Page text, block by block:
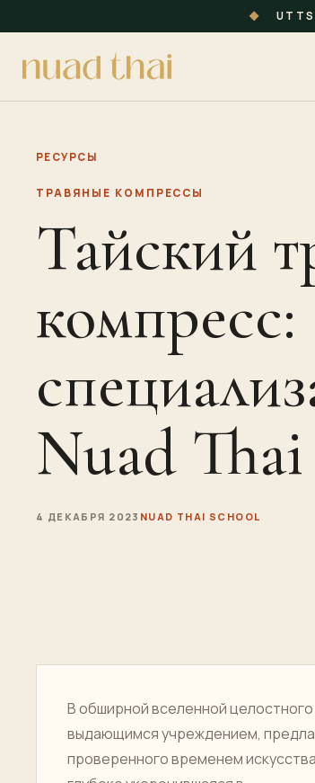
◆ UTTS
РЕСУРСЫ
ТРАВЯНЫЕ КОМПРЕССЫ
Тайский
компресс:
Nuad Thai
4 ДЕКАБРЯ 2023 NUAD THAI SCHOOL
В обширной вселенной
выдающимся учреждением,
проверенного временем